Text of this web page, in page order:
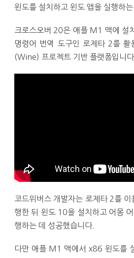
윈도를 설치하고 윈도 앱을 실행하
크로스오버 20은 애플 M1 맥에 설
명령어 번역 도구인 로제타 2를 활
(Wine) 프로젝트 기반 플랫폼입니다.
코드위버스 개발자는 로제타 2를
행한 뒤 윈도 10을 설치하고 어몽
행하는 데 성공했습니다.
다만 애플 M1 맥에서 x86 윈도를